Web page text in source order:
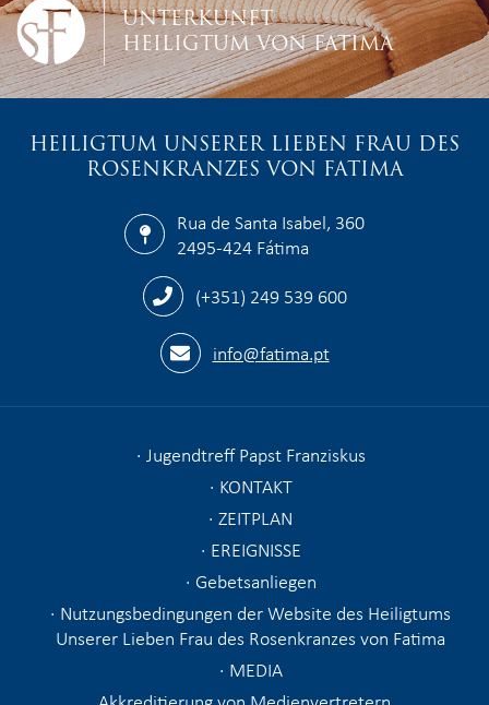
UNTERKUNFT
HEILIGTUM VON FATIMA
HEILIGTUM UNSERER LIEBEN FRAU DES
ROSENKRANZES VON FATIMA
Rua de Santa Isabel, 360
2495-424 Fátima
(+351) 249 539 600
info@fatima.pt
Jugendtreff Papst Franziskus
KONTAKT
ZEITPLAN
EREIGNISSE
Gebetsanliegen
Nutzungsbedingungen der Website des Heiligtums
Unserer Lieben Frau des Rosenkranzes von Fatima
MEDIA